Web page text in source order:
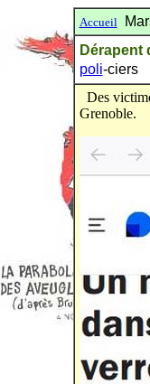
Accueil
Dérapent
poli-ciers
Des
Grenoble.